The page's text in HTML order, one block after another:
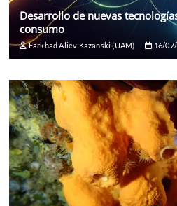
Desarrollo de nuevas
consumo
Farkhad Aliev Kazanski (UAM) 16/